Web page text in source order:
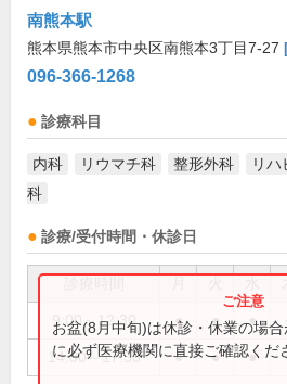
南熊本駅
熊本県熊本市中央区南熊本3丁目7-27
096-366-1268
診療科目
内科 リウマチ科 整形外科 リ
科
診療/受付時間・休診日
9:00～12:30 ● ● ●
14:00～17:30 ● ● ●
お盆(8月中旬)は休診・休業の場
に必ず医療機関に直接ご確認くだ